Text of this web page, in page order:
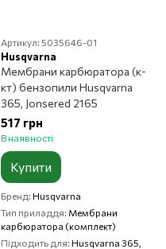
Артикул: 5035646-01
Husqvarna
Мембрани карбюратора (к-
кт) бензопили Husqvarna
365, Jonsered 2165
517 грн
В наявності
Купити
Бренд Husqvarna
Тип приладдя Мембрани
карбюратора (комплект)
Підходить для Husqvarna 365,